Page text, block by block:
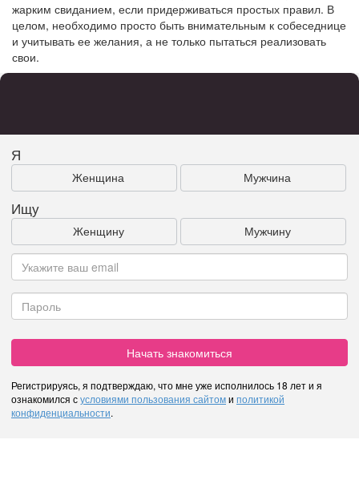
жарким свиданием, если придерживаться простых правил. В
целом, необходимо просто быть внимательным к собеседнице
и учитывать ее желания, а не только пытаться реализовать
свои.
Я
Женщина Мужчина
Ищу
Женщину Мужчину
Начать знакомиться
Регистрируясь, я подтверждаю, что мне уже исполнилось 18 лет и я
ознакомился сусловиями пользования сайтоми политикой
конфиденциальности.